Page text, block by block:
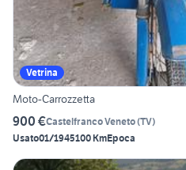
Vetrina
Moto-Carrozzetta
900 €Castelfranco Veneto(TV)
Usato01/1945100 KmEpoca